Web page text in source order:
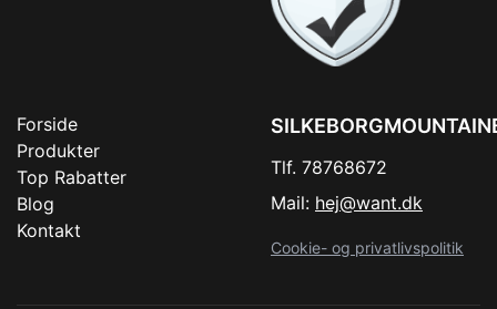
Forside
Produkter
Top Rabatter
Blog
Kontakt
Tlf. 78768672
Mail: hej@want.dk
Cookie- og privatlivspolitik